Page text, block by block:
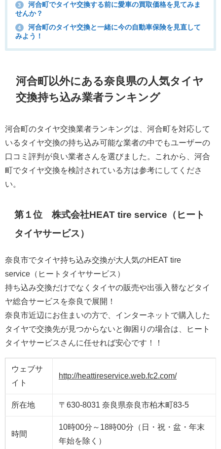
3
河合町でタイヤ交換する前に愛車の買取価格を見てみま
せんか？
4
河合町のタイヤ交換と一緒に今の自動車保険を見直して
みよう！
河合町以外にある奈良県の人気タイヤ
交換持ち込み業者ランキング
河合町のタイヤ交換業者ランキングは、河合町を対応して
いるタイヤ交換の持ち込み可能な業者の中でもユーザーの
口コミ評判が良い業者さんを選びました。これから、河合
町でタイヤ交換を検討されている方は参考にしてくださ
い。
第１位 株式会社HEAT tire service（ヒート
タイヤサービス）
奈良市でタイヤ持ち込み交換が大人気のHEAT tire
service（ヒートタイヤサービス）
持ち込み交換だけでなくタイヤの販売や出張入替などタイ
ヤ総合サービスを奈良で展開！
奈良市近辺にお住まいの方で、インターネットで購入した
タイヤで交換先が見つからないと御困りの場合は、ヒート
タイヤサービスさんに任せれば安心です！！
ウェブサ
イト
http://heattireservice.web.fc2.com/
所在地 〒630-8031 奈良県奈良市柏木町83-5
時間
10時00分～18時00分（日・祝・盆・年末
年始を除く）